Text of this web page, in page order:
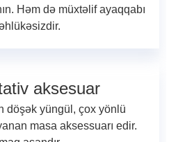
Həm də müxtəlif ayaqqabı
aksesuar
döşək yüngül, çox yönlü
masa aksessuarı edir.